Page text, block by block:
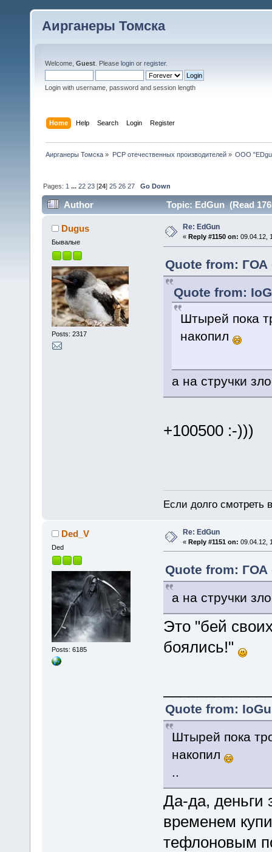
Аирганеры Томска
Welcome, Guest . Please login or register.
Login with username, password and session length
Home Help Search Login Register
Аирганеры Томска » PCP отечественных производителей» ООО
Pages: 1 ...22 23 [24]25 26 27 Go Down
Author Topic: EdGun (Read
Dugus
Бывалые
Posts: 2317
Re: EdGun
« Reply #1150 on: 09.04.12,
Quote from: ГОА
Quote from:
Штырей пока
накопил
а на стручки
+100500 :-)))
Если долго смотреть
Ded_V
Ded
Posts: 6185
Re: EdGun
« Reply #1151 on: 09.04.12,
Quote from: ГОА
а на стручки
Это "бей
боялись!"
Quote from:
Штырей пока
накопил
Да-да, деньги
временем
тефлоновым